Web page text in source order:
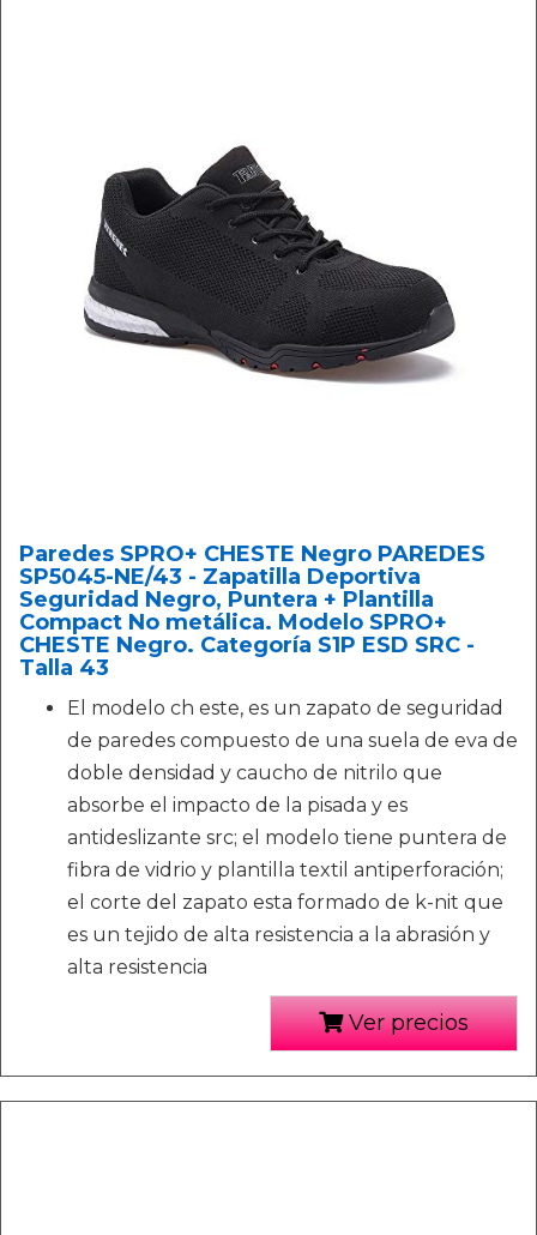
Paredes SPRO+ CHESTE Negro PAREDES
SP5045-NE/43 - Zapatilla Deportiva
Seguridad Negro, Puntera + Plantilla
Compact No metálica. Modelo SPRO+
CHESTE Negro. Categoría S1P ESD SRC -
Talla 43
El modelo ch este, es un zapato de seguridad
de paredes compuesto de una suela de eva de
doble densidad y caucho de nitrilo que
absorbe el impacto de la pisada y es
antideslizante src; el modelo tiene puntera de
fibra de vidrio y plantilla textil antiperforación;
el corte del zapato esta formado de k-nit que
es un tejido de alta resistencia a la abrasión y
alta resistencia
Ver precios